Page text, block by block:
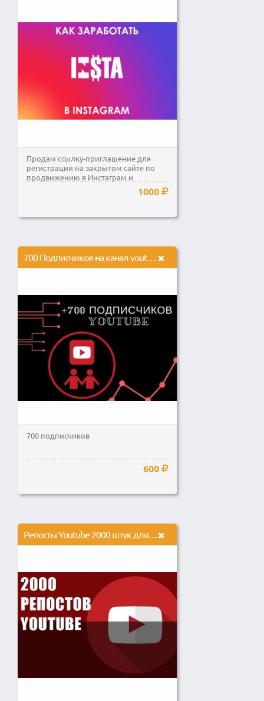
Продам ссылку-приглашение для
регистрации на закрытом сайте по
продвижению в Инстаграм и
1000
700 Подписчиков на канал youtube
700 подписчиков
600
Репосты Youtube 2000 штук для вашего видео Ютуб